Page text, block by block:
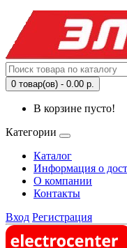
0 товар(ов) - 0.00 р.
В корзине пусто!
Категории
Каталог
Информация о
О компании
Контакты
Вход Регистрация